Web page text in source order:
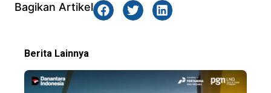
Bagikan Artikel
Berita Lainnya